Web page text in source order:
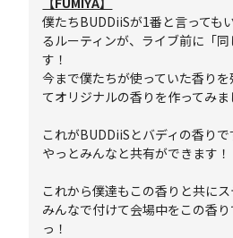
僕たちBUDDiiSが1番と言っても
るルーティンが、ライブ前に「
す！
今まで僕たちが使っていた香り
てオリジナルの香りを作ってみま
これがBUDDiiSとバディの香りで
やっとみんなと共有ができます！
これから僕達もこの香りと共に
みんなで付けて会場中をこの香
っ！